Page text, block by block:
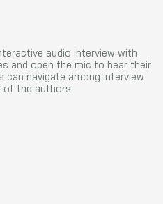
audio interview with
and open the mic to hear their
can navigate among interview
of the authors.